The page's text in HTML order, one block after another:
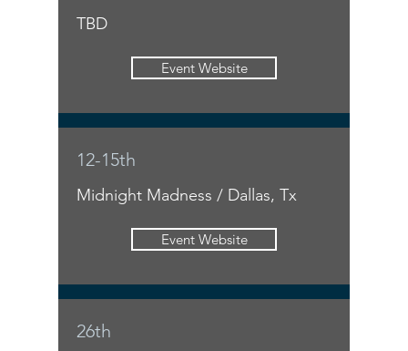
TBD
Event Website
12-15th
Midnight Madness / Dallas, Tx
Event Website
26th